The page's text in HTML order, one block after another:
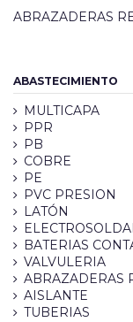
ABRAZADERAS
ABASTECIMIENTO
MULTICAPA
PPR
PB
COBRE
PE
PVC PRESION
LATÓN
BATERIAS
VALVULERIA
ABRAZADERAS
AISLANTE
TUBERIAS